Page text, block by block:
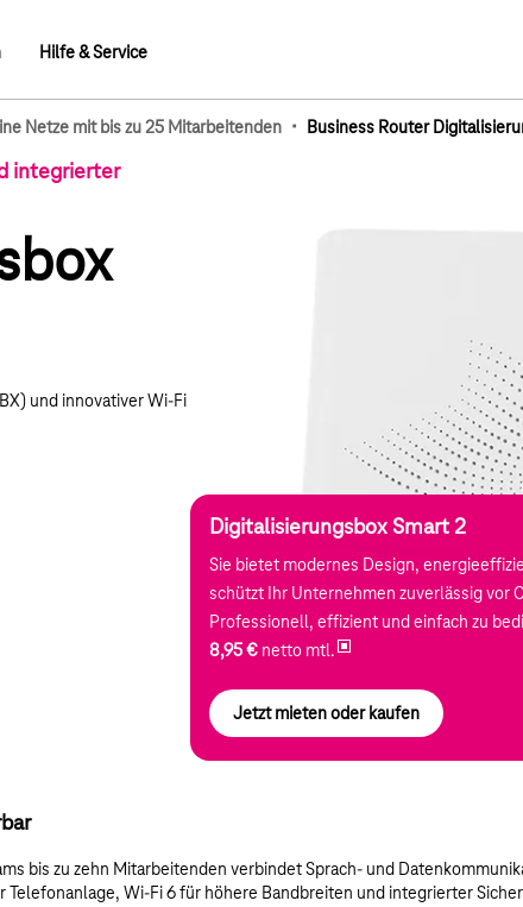
Hilfe & Service
Netze mit bis zu 25 Mitarbeitenden · Business Router
integrierter
und innovativer Wi-Fi
Digitalisierungsbox Smart 2
Sie bietet modernes Design,
schützt Ihr Unternehmen zuverlässig vor
Professionell, effizient und einfach zu
8,95 € netto mtl.
Jetzt mieten oder kaufen
bis zu zehn Mitarbeitenden verbindet Sprach- und
Telefonanlage, Wi-Fi 6 für höhere Bandbreiten und integrierter